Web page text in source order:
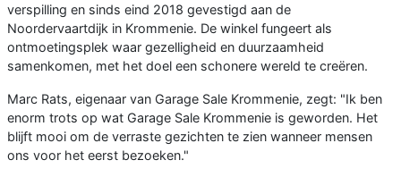
verspilling en sinds eind 2018 gevestigd aan de
Noordervaartdijk in Krommenie. De winkel fungeert als
ontmoetingsplek waar gezelligheid en duurzaamheid
samenkomen, met het doel een schonere wereld te creëren.
Marc Rats, eigenaar van Garage Sale Krommenie, zegt: "Ik ben
enorm trots op wat Garage Sale Krommenie is geworden. Het
blijft mooi om de verraste gezichten te zien wanneer mensen
ons voor het eerst bezoeken."